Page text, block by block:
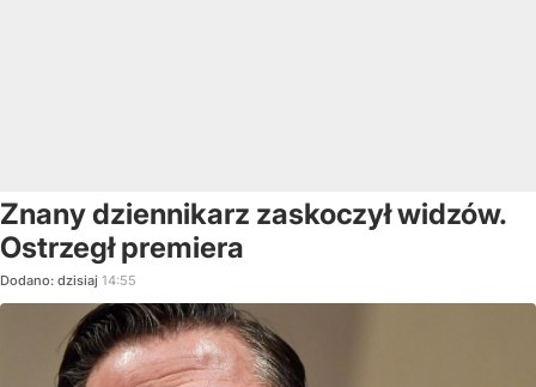
Znany dziennikarz zaskoczył widzów.
Ostrzegł premiera
Dodano: dzisiaj 14:55